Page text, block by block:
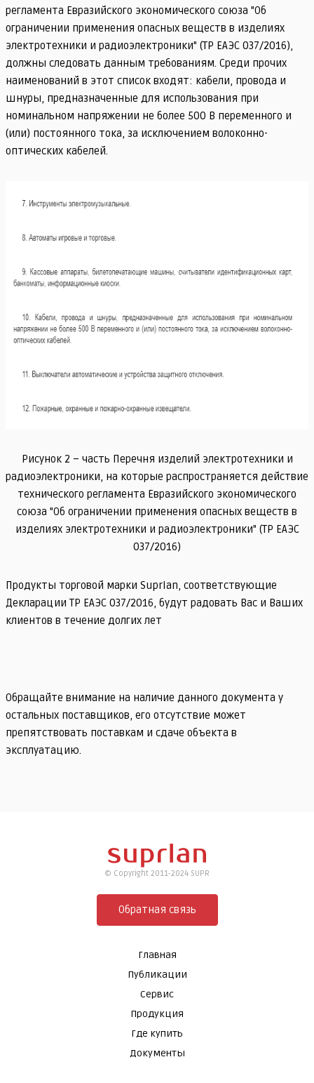
регламента Евразийского экономического союза "Об
ограничении применения опасных веществ в изделиях
электротехники и радиоэлектроники" (ТР ЕАЭС 037/2016),
должны следовать данным требованиям. Среди прочих
наименований в этот список входят: кабели, провода и
шнуры, предназначенные для использования при
номинальном напряжении не более 500 В переменного и
(или) постоянного тока, за исключением волоконно-
оптических кабелей.
Рисунок 2 – часть Перечня изделий электротехники и
радиоэлектроники, на которые распространяется действие
технического регламента Евразийского экономического
союза "Об ограничении применения опасных веществ в
изделиях электротехники и радиоэлектроники" (ТР ЕАЭС
037/2016)
Продукты торговой марки Suprlan, соответствующие
Декларации ТР ЕАЭС 037/2016, будут радовать Вас и Ваших
клиентов в течение долгих лет
Обращайте внимание на наличие данного документа у
остальных поставщиков, его отсутствие может
препятствовать поставкам и сдаче объекта в
эксплуатацию.
© Copyright 2011-2024 SUPR
Главная
Публикации
Сервис
Продукция
Где купить
Документы
Обратная связь